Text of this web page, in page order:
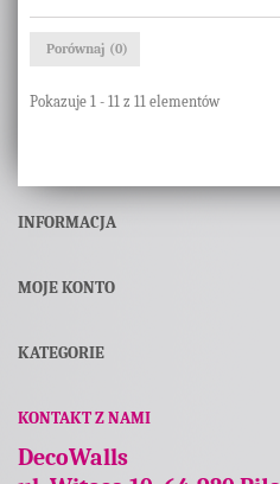
Porównaj (0)
Pokazuje 1 - 11 z 11 elementów
INFORMACJA
MOJE KONTO
KATEGORIE
KONTAKT Z NAMI
DecoWalls